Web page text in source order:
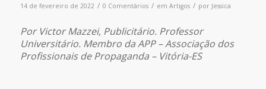
14 de fevereiro de 2022 / 0 Comentários / em Artigos / por Jessica
Por Victor Mazzei, Publicitário. Professor
Universitário. Membro da APP – Associação dos
Profissionais de Propaganda – Vitória-ES